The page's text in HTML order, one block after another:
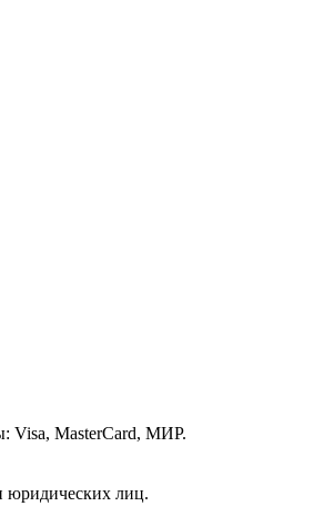
Visa, MasterCard, МИР.
юридических лиц.